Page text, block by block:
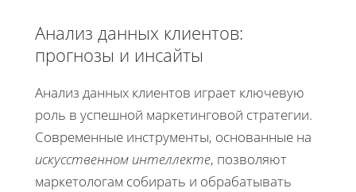
Анализ данных клиентов:
прогнозы и инсайты
Анализ данных клиентов играет ключевую
роль в успешной маркетинговой стратегии.
Современные инструменты, основанные на
искусственном интеллекте, позволяют
маркетологам собирать и обрабатывать